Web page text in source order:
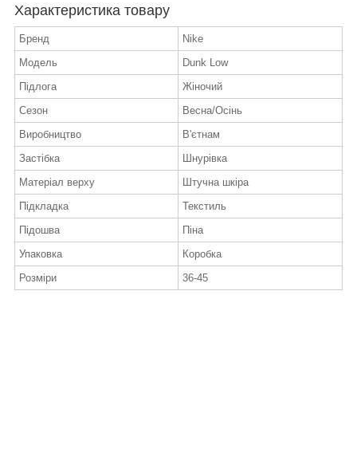
Характеристика товару
Бренд
Nike
Модель
Dunk Low
Підлога
Жіночий
Сезон
Весна/Осінь
Виробництво
В'єтнам
Застібка
Шнурівка
Матеріал верху
Штучна шкіра
Підкладка
Текстиль
Підошва
Піна
Упаковка
Коробка
Розміри
36-45